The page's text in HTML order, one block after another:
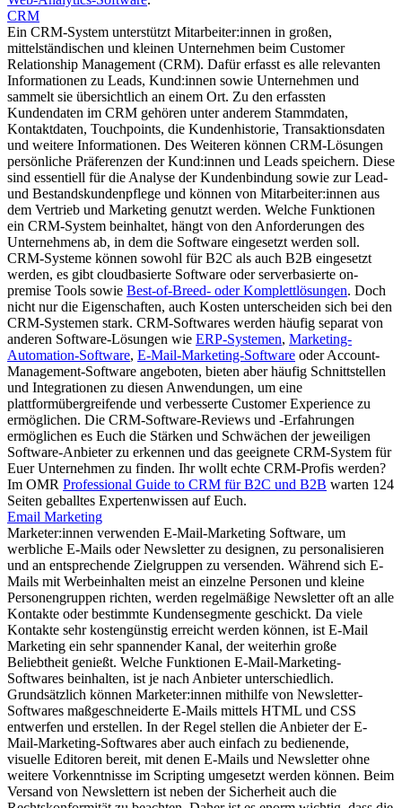
CRM
Ein CRM-System unterstützt Mitarbeiter:innen in großen,
mittelständischen und kleinen Unternehmen beim Customer
Relationship Management (CRM). Dafür erfasst es alle relevanten
Informationen zu Leads, Kund:innen sowie Unternehmen und
sammelt sie übersichtlich an einem Ort. Zu den erfassten
Kundendaten im CRM gehören unter anderem Stammdaten,
Kontaktdaten, Touchpoints, die Kundenhistorie, Transaktionsdaten
und weitere Informationen. Des Weiteren können CRM-Lösungen
persönliche Präferenzen der Kund:innen und Leads speichern. Diese
sind essentiell für die Analyse der Kundenbindung sowie zur Lead-
und Bestandskundenpflege und können von Mitarbeiter:innen aus
dem Vertrieb und Marketing genutzt werden. Welche Funktionen
ein CRM-System beinhaltet, hängt von den Anforderungen des
Unternehmens ab, in dem die Software eingesetzt werden soll.
CRM-Systeme können sowohl für B2C als auch B2B eingesetzt
werden, es gibt cloudbasierte Software oder serverbasierte on-
premise Tools sowie Best-of-Breed- oder Komplettlösungen. Doch
nicht nur die Eigenschaften, auch Kosten unterscheiden sich bei den
CRM-Systemen stark. CRM-Softwares werden häufig separat von
anderen Software-Lösungen wie ERP-Systemen, Marketing-
Automation-Software, E-Mail-Marketing-Software oder Account-
Management-Software angeboten, bieten aber häufig Schnittstellen
und Integrationen zu diesen Anwendungen, um eine
plattformübergreifende und verbesserte Customer Experience zu
ermöglichen. Die CRM-Software-Reviews und -Erfahrungen
ermöglichen es Euch die Stärken und Schwächen der jeweiligen
Software-Anbieter zu erkennen und das geeignete CRM-System für
Euer Unternehmen zu finden. Ihr wollt echte CRM-Profis werden?
Im OMR Professional Guide to CRM für B2C und B2B warten 124
Seiten geballtes Expertenwissen auf Euch.
Email Marketing
Marketer:innen verwenden E-Mail-Marketing Software, um
werbliche E-Mails oder Newsletter zu designen, zu personalisieren
und an entsprechende Zielgruppen zu versenden. Während sich E-
Mails mit Werbeinhalten meist an einzelne Personen und kleine
Personengruppen richten, werden regelmäßige Newsletter oft an alle
Kontakte oder bestimmte Kundensegmente geschickt. Da viele
Kontakte sehr kostengünstig erreicht werden können, ist E-Mail
Marketing ein sehr spannender Kanal, der weiterhin große
Beliebtheit genießt. Welche Funktionen E-Mail-Marketing-
Softwares beinhalten, ist je nach Anbieter unterschiedlich.
Grundsätzlich können Marketer:innen mithilfe von Newsletter-
Softwares maßgeschneiderte E-Mails mittels HTML und CSS
entwerfen und erstellen. In der Regel stellen die Anbieter der E-
Mail-Marketing-Softwares aber auch einfach zu bedienende,
visuelle Editoren bereit, mit denen E-Mails und Newsletter ohne
weitere Vorkenntnisse im Scripting umgesetzt werden können. Beim
Versand von Newslettern ist neben der Sicherheit auch die